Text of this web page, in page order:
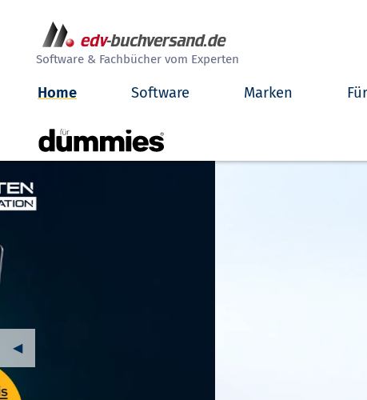
Software & Fachbücher vom Experten
Home Software Marken
Vorheriger Banner
◀︎